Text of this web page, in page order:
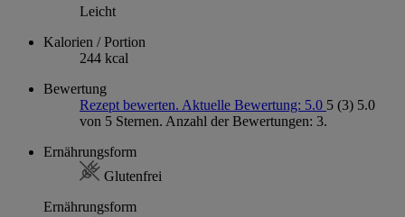
Leicht
Kalorien / Portion
244 kcal
Bewertung
Rezept bewerten. Aktuelle Bewertung: 5.0 5 (3) 5.0
von 5 Sternen. Anzahl der Bewertungen: 3.
Ernährungsform
Glutenfrei
Ernährungsform